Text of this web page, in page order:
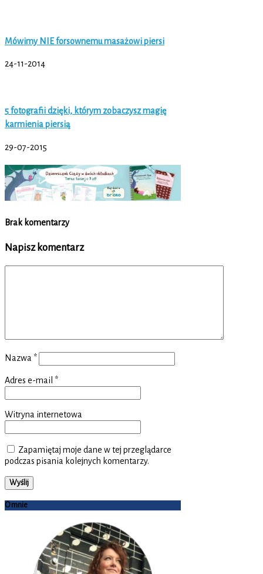
Mówimy NIE forsownemu masażowi piersi
24-11-2014
5 fotografii dzięki, którym zobaczysz magię
karmienia piersią
29-07-2015
Brak komentarzy
Napisz komentarz
Nazwa *
Adres e-mail *
Witryna internetowa
Zapamiętaj moje dane w tej przeglądarce
podczas pisania kolejnych komentarzy.
O mnie